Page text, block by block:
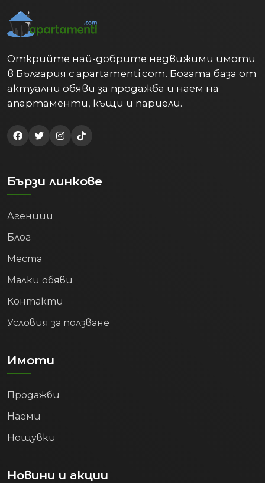
Открийте най-добрите недвижими имоти
в България с apartamenti.com. Богата база от
актуални обяви за продажба и наем на
апартаменти, къщи и парцели.
Бързи линкове
Агенции
Блог
Места
Малки обяви
Контакти
Условия за ползване
Имоти
Продажби
Наеми
Нощувки
Новини и акции